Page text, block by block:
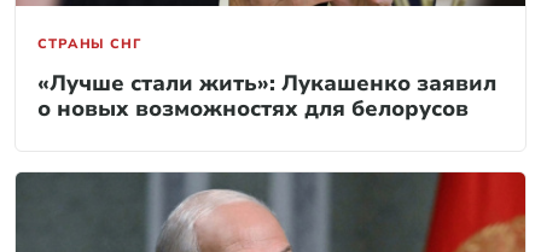
СТРАНЫ СНГ
«Лучше стали жить»: Лукашенко заявил
о новых возможностях для белорусов